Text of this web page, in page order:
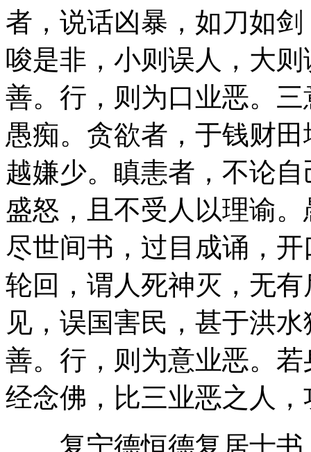
者，说话凶暴，如刀如
唆是非，小则误人，大
善。行，则为口业恶。
愚痴。贪欲者，于钱财
越嫌少。瞋恚者，不论
盛怒，且不受人以理谕
尽世间书，过目成诵，
轮回，谓人死神灭，无
见，误国害民，甚于洪
善。行，则为意业恶。
经念佛，比三业恶之人
复宁德恒德复居士书